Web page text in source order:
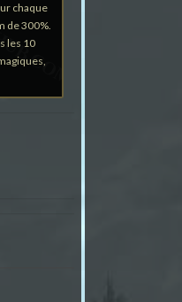
chaque
de 300%.
les 10